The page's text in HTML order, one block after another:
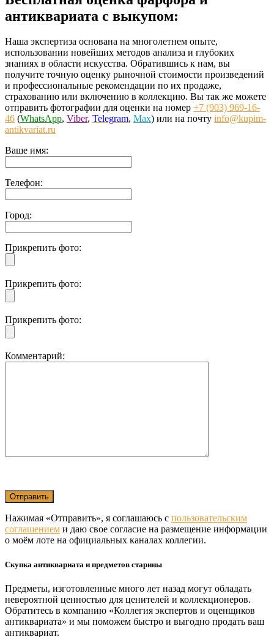
антиквариата с выкупом:
Наша экспертиза основана на многолетнем опыте,
использовании новейших методов анализа и глубоких
знаниях в области искусства. Обратившись к нам, вы
получите точную оценку рыночной стоимости произведений
и профессиональные рекомендации по их продаже,
страхованию или включению в коллекцию. Вы так же можете
отправить фотографии для оценки на номер +7 (903) 969-16-
46 (WhatsApp, Viber, Telegram, Max) или на почту info@kupim-
antikvariat.ru
Ваше имя:
Телефон:
Город:
Прикрепить фото:
Прикрепить фото:
Прикрепить фото:
Комментарий:
Нажимая «Отправить», я соглашаюсь с пользовательским
соглашением и даю свое согласие на размещение информации
о моём лоте на официальных каналах коллегии.
Скупка антиквариата и предметов старины
Предметы, изготовленные много лет назад могут обладать
невероятной ценностью для ценителей и коллекционеров.
Обратитесь в компанию «Коллегия экспертов и оценщиков
антиквариата» и мы поможем быстро и выгодно продать ваш
антиквариат.